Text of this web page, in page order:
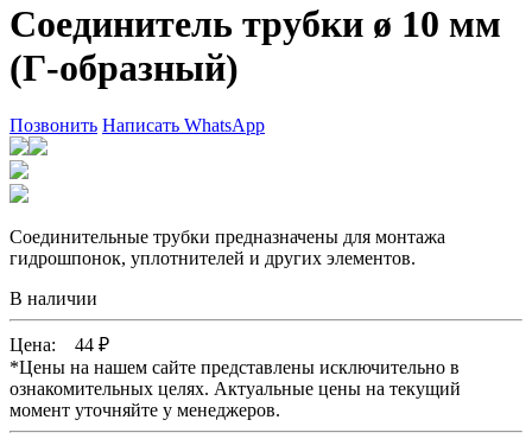
Соединитель трубки ø 10 мм
(Г-образный)
Позвонить Написать WhatsApp
Соединительные трубки предназначены для монтажа
гидрошпонок, уплотнителей и других элементов.
В наличии
Цена: 44 ₽
*Цены на нашем сайте представлены исключительно в
ознакомительных целях. Актуальные цены на текущий
момент уточняйте у менеджеров.